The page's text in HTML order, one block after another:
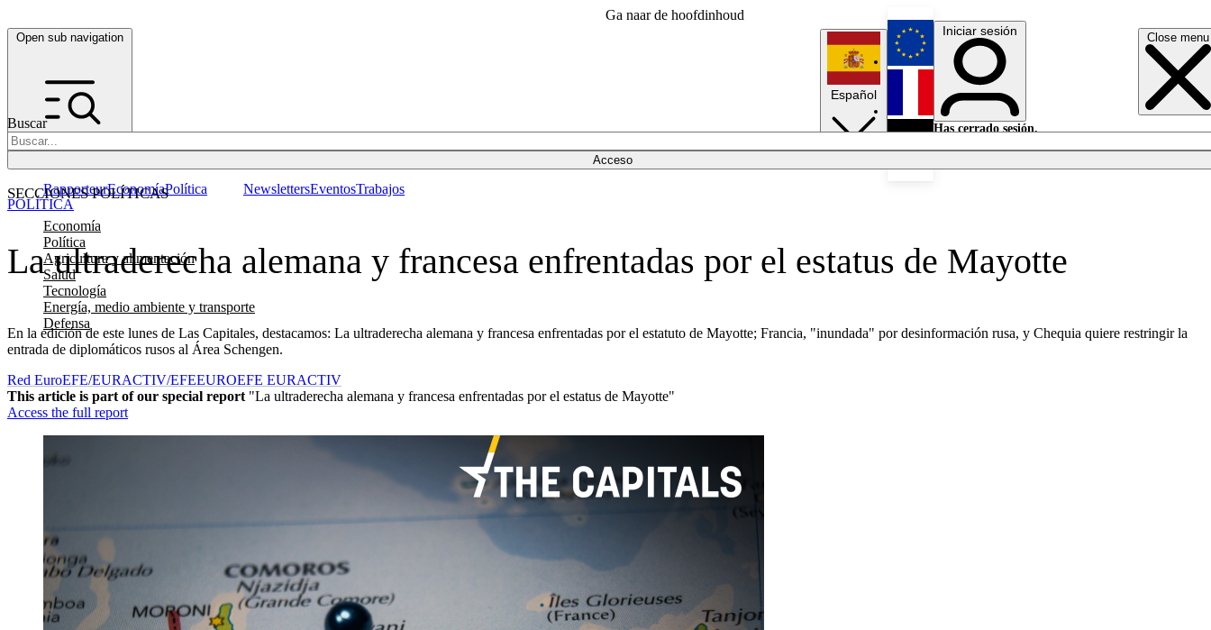
Ga naar de hoofdinhoud
Open sub navigation Close menu
Buscar
Acceso
SECCIONES POLÍTICAS
Economía
Política
Agricultura y alimentación
Salud
Tecnología
Energía, medio ambiente y transporte
Defensa
RapporteurEconomíaPolítica NewslettersEventosTrabajos
Español
English
Français
Iniciar sesión
Has cerrado sesión.
La ultraderecha alemana y francesa enfrentadas por el estatus de Mayotte
En la edición de este lunes de Las Capitales, destacamos: La ultraderecha alemana y francesa enfrentadas por el estatuto de Mayotte; Francia, "inundada" por desinformación rusa, y Chequia quiere restringir la
entrada de diplomáticos rusos al Área Schengen.
POLÍTICA
Red EuroEFE/EURACTIV/EFEEUROEFE EURACTIV
This article is part of our special report "La ultraderecha alemana y francesa enfrentadas por el estatus de Mayotte"
Access the full report